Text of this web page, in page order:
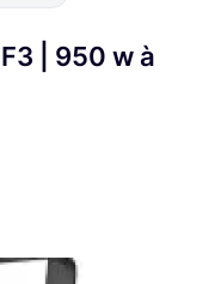
| 950 w à